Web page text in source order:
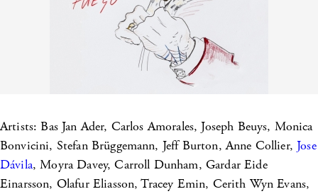
Artists: Bas Jan Ader, Carlos Amorales, Joseph Beuys, Monica
Bonvicini, Stefan Brüggemann, Jeff Burton, Anne Collier,Jose
Dávila, Moyra Davey, Carroll Dunham, Gardar Eide
Einarsson, Olafur Eliasson, Tracey Emin, Cerith Wyn Evans,